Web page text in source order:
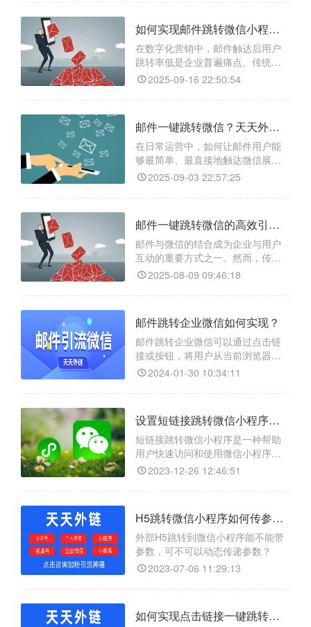
频繁切换，不仅操作繁琐，还容易
跨平台设计的工具，通过生成智能
跳转链接，实现从邮件一键跳转至
微信或微信群，大幅提升跨平台沟
通效率，访问数据统计、防封防屏
如何实现邮件跳转微信小程序？实现的方式是什么？
在数字化营销中，邮件触达后用户
跳转率低是企业普遍痛点。传统邮
件中的小程序链接需手动复制、切
户流失。而微信小程序作为高活跃
提升转化效率。天天外链作为专业
跨平台引流工具，可生成合规链接
打破平台壁垒，实现邮件点击一键
直达小程序，还支持数据追
2025-09-16 22:50:54
邮件一键跳转微信？天天外链一键跳转微信，高效连接从此开始
在日常运营中，如何让邮件用户能
够最简单、最直接地触达微信展示
的内容，成为了提升运营效率的关
置了传播障碍，导致用户流失，转
效便捷的工具——天天外链，实现
从邮件、短信、网页等地方一键跳
转至微信生态内的指定页面。它不
仅能生成跳转链接，更强大的是具
2025-09-03 22:57:25
邮件一键跳转微信的高效引流方式是什么？
邮件与微信的结合成为企业与用户
互动的重要方式之一。然而，传统
邮件跳转微信的方式存在诸多问
体验差等。现在，只需借助【天天
件一键跳转微信。
2025-08-09 09:46:18
邮件跳转企业微信如何实现？
邮件跳转企业微信可以通过点击链
接或按钮，将用户从当前浏览器页
面跳转到企业微信应用程序，以便
过邮件跳转，用户可以直接在默认
件，无需手动打开邮件应用程序并
输入收件人信息。
2024-01-30 10:34:11
设置短链接跳转微信小程序最全教程看这里？
短链接跳转微信小程序是一种帮助
用户快速访问和使用微信小程序的
方式。通过生成一个短链接，用户
开对应的小程序页面。【天天外
2023-12-26 12:46:51
H5跳转微信小程序如何传参数，有没有java/php源码？
外部H5跳转到微信小程序能不能带
参数，可不可以动态传递参数？
2023-07-06 11:29:13
如何实现点击链接一键跳转到公众号关注页？